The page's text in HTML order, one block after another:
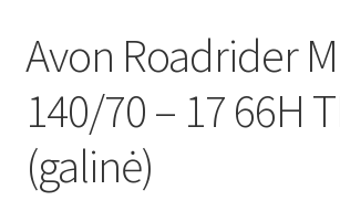
Avon Roadrider
140/70 – 17 66H
(galinė)